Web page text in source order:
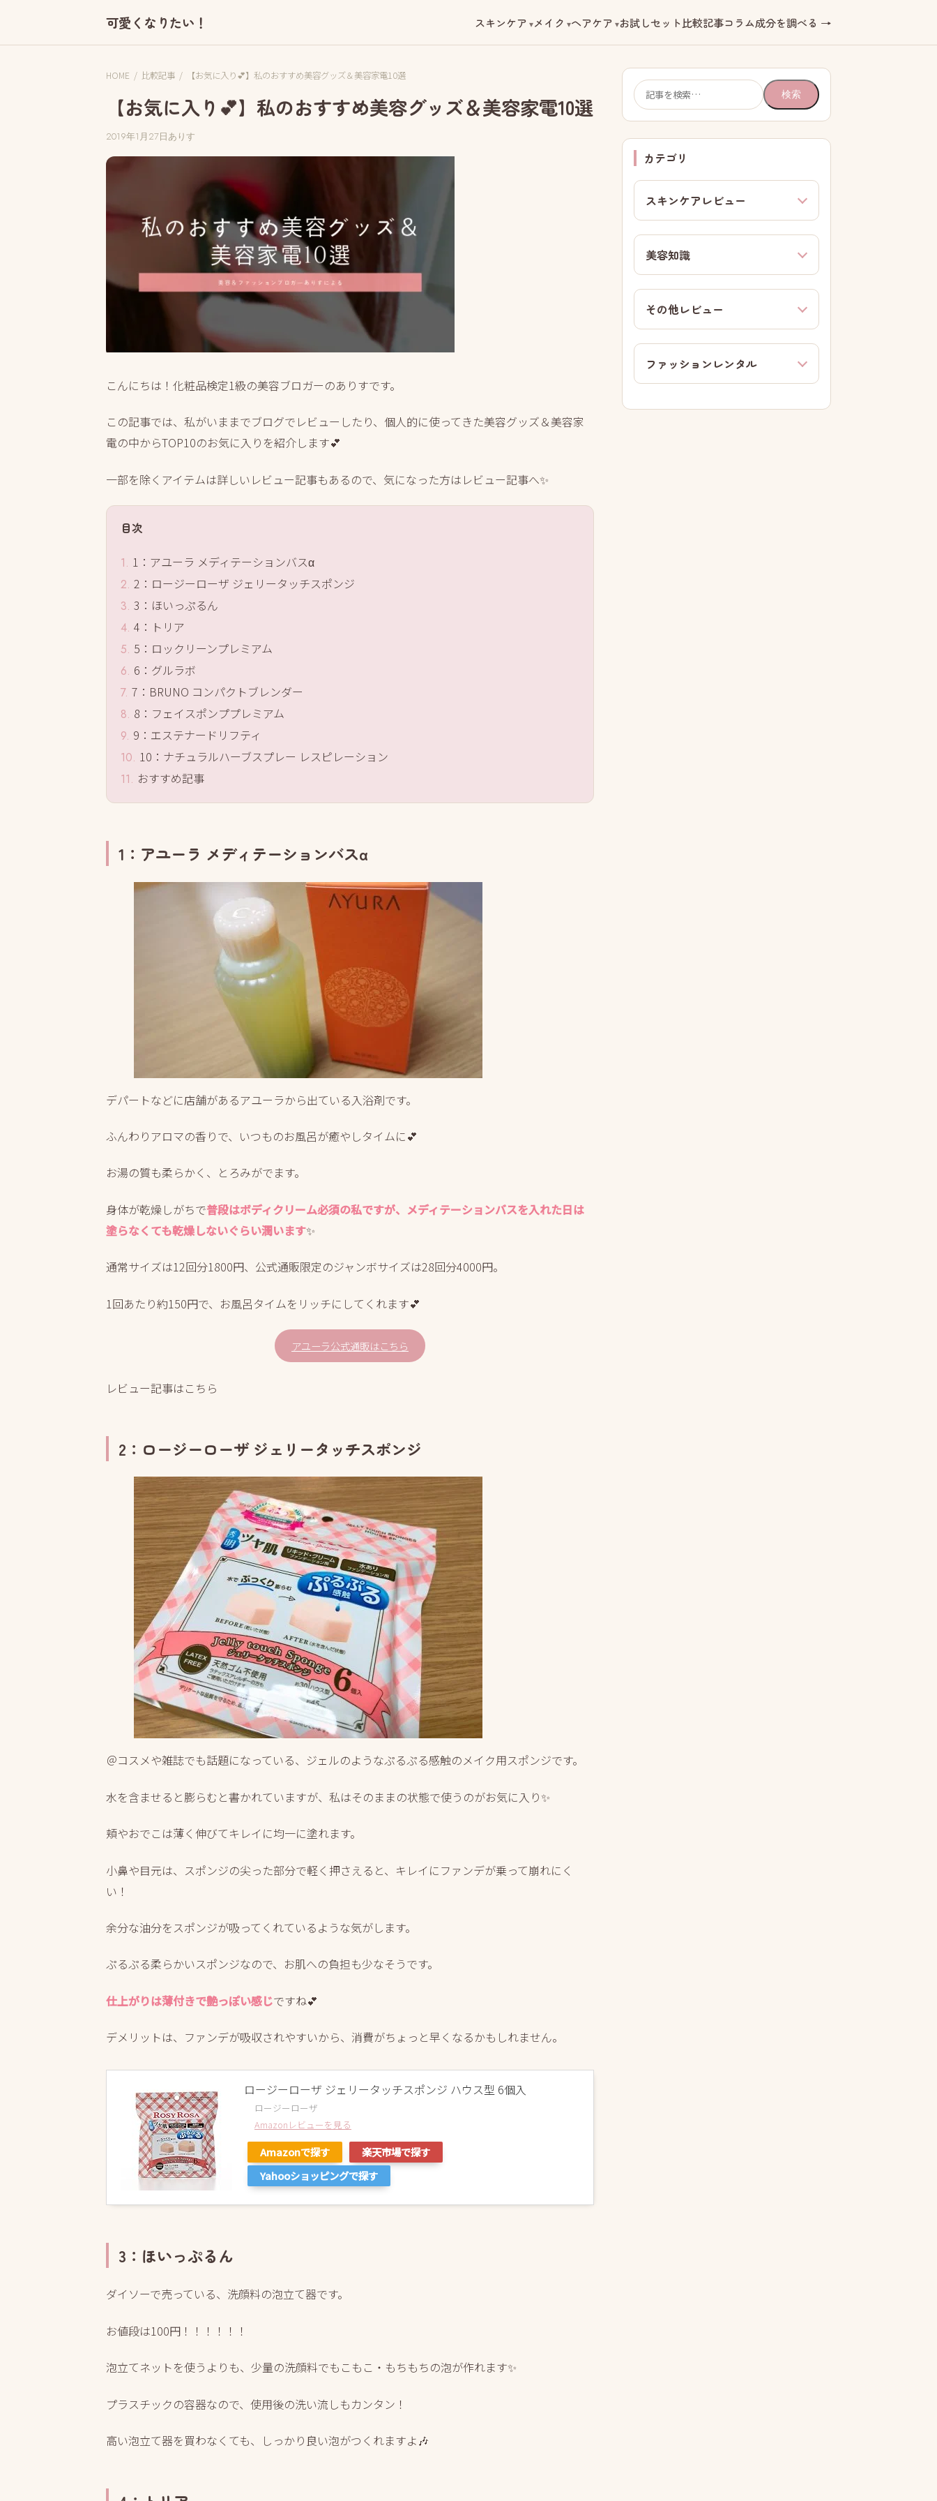
可愛くなりたい！ スキンケア メイク ヘアケア お試しセット比較記事コラム成分を調べる →
HOME / 比較記事 / 【お気に入り💕】私のおすすめ美容グッズ＆美容家電10選
【お気に入り💕】私のおすすめ美容グッズ＆美容家電10選
2019年1月27日ありす
こんにちは！化粧品検定1級の美容ブロガーのありすです。
この記事では、私がいままでブログでレビューしたり、個人的に使ってきた美容グッズ＆美容家
電の中からTOP10のお気に入りを紹介します💕
一部を除くアイテムは詳しいレビュー記事もあるので、気になった方はレビュー記事へ✨
目次
1：アユーラ メディテーションバスα
2：ロージーローザ ジェリータッチスポンジ
3：ほいっぷるん
4：トリア
5：ロックリーンプレミアム
6：グルラボ
7：BRUNO コンパクトブレンダー
8：フェイスポンププレミアム
9：エステナードリフティ
10：ナチュラルハーブスプレー レスピレーション
おすすめ記事
1：アユーラ メディテーションバスα
デパートなどに店舗があるアユーラから出ている入浴剤です。
ふんわりアロマの香りで、いつものお風呂が癒やしタイムに💕
お湯の質も柔らかく、とろみがでます。
身体が乾燥しがちで普段はボディクリーム必須の私ですが、メディテーションバスを入れた日は
塗らなくても乾燥しないぐらい潤います✨
通常サイズは12回分1800円、公式通販限定のジャンボサイズは28回分4000円。
1回あたり約150円で、お風呂タイムをリッチにしてくれます💕
アユーラ公式通販はこちら
レビュー記事はこちら
2：ロージーローザ ジェリータッチスポンジ
＠コスメや雑誌でも話題になっている、ジェルのようなぷるぷる感触のメイク用スポンジです。
水を含ませると膨らむと書かれていますが、私はそのままの状態で使うのがお気に入り✨
頬やおでこは薄く伸びてキレイに均一に塗れます。
小鼻や目元は、スポンジの尖った部分で軽く押さえると、キレイにファンデが乗って崩れにく
い！
余分な油分をスポンジが吸ってくれているような気がします。
ぷるぷる柔らかいスポンジなので、お肌への負担も少なそうです。
仕上がりは薄付きで艶っぽい感じですね💕
デメリットは、ファンデが吸収されやすいから、消費がちょっと早くなるかもしれません。
ロージーローザ ジェリータッチスポンジ ハウス型 6個入
ロージーローザ
Amazonレビューを見る
Amazonで探す
楽天市場で探す
Yahooショッピングで探す
3：ほいっぷるん
ダイソーで売っている、洗顔料の泡立て器です。
お値段は100円！！！！！！
泡立てネットを使うよりも、少量の洗顔料でもこもこ・もちもちの泡が作れます✨
プラスチックの容器なので、使用後の洗い流しもカンタン！
高い泡立て器を買わなくても、しっかり良い泡がつくれますよ🎶
検
索:
検索
カテゴリ
スキンケアレビュー
美容知識
その他レビュー
ファッションレンタル